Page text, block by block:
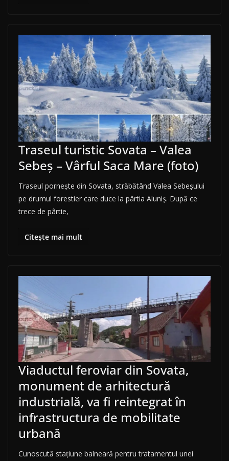
Traseul turistic Sovata – Valea
Sebeș – Vârful Saca Mare (foto)
Traseul pornește din Sovata, străbătând Valea Sebeșului
pe drumul forestier care duce la pârtia Aluniș. După ce
trece de pârtie,
Citește mai mult
Viaductul feroviar din Sovata,
monument de arhitectură
industrială, va fi reintegrat în
infrastructura de mobilitate
urbană
Cunoscută stațiune balneară pentru tratamentul unei